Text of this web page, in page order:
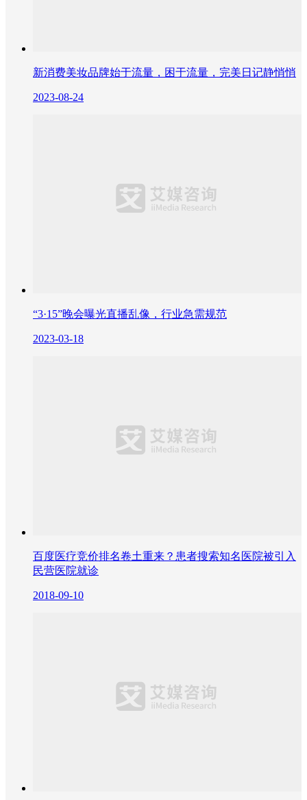
新消费美妆品牌始于流量，困于流量，完美日记静悄悄
2023-08-24
“3·15”晚会曝光直播乱像，行业急需规范
2023-03-18
百度医疗竞价排名卷土重来？患者搜索知名医院被引入
民营医院就诊
2018-09-10